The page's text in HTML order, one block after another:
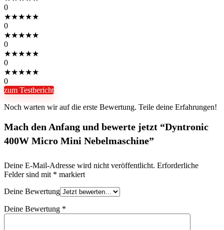
0
★★★★★
0
★★★★★
0
★★★★★
0
★★★★★
0
zum Testbericht
Noch warten wir auf die erste Bewertung. Teile deine Erfahrungen!
Mach den Anfang und bewerte jetzt “Dyntronic
400W Micro Mini Nebelmaschine”
Deine E-Mail-Adresse wird nicht veröffentlicht. Erforderliche
Felder sind mit * markiert
Deine Bewertung
Deine Bewertung *